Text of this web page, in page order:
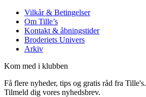
Vilkår & Betingelser
Om Tille’s
Kontakt & åbningstider
Broderiets Univers
Arkiv
Kom med i klubben
Få flere nyheder, tips og gratis råd fra Tille's.
Tilmeld dig vores nyhedsbrev.